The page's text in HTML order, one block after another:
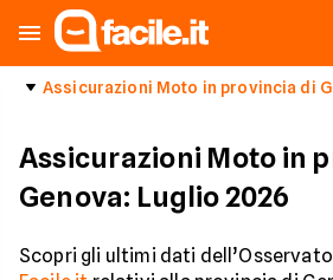
Assicurazioni Moto in provincia di
Assicurazioni Moto in
Genova: Luglio 2026
Scopri gli ultimi dati